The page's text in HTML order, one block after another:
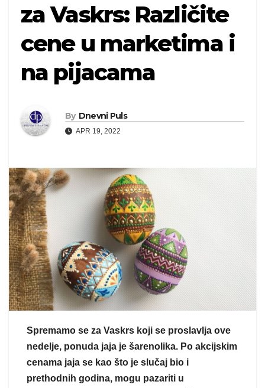
za Vaskrs: Različite
cene u marketima i
na pijacama
By Dnevni Puls
APR 19, 2022
Spremamo se za Vaskrs koji se proslavlja ove
nedelje, ponuda jaja je šarenolika. Po akcijskim
cenama jaja se kao što je slučaj bio i
prethodnih godina, mogu pazariti u